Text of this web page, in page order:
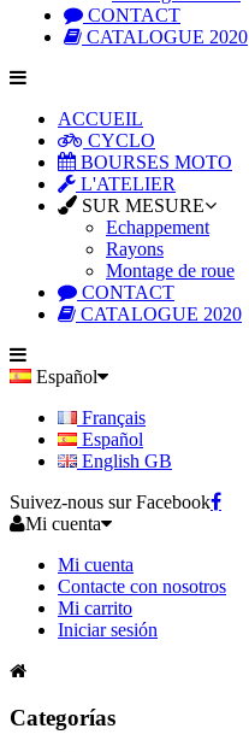
CONTACT
CATALOGUE 2020
ACCUEIL
CYCLO
BOURSES MOTO
L'ATELIER
SUR MESURE
Echappement
Rayons
Montage de roue
CONTACT
CATALOGUE 2020
Español
Français
Español
English GB
Suivez-nous sur Facebook
Mi cuenta
Mi cuenta
Contacte con nosotros
Mi carrito
Iniciar sesión
Categorías